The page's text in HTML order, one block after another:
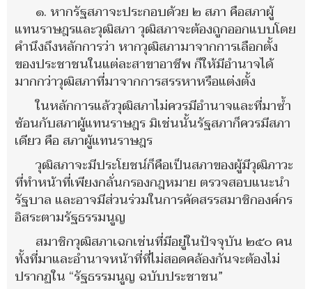
๑. หากรัฐสภาจะประกอบด้วย ๒ สภา คือสภาผู้
แทนราษฎรและวุฒิสภา วุฒิสภาจะต้องถูกออกแบบโดย
คำนึงถึงหลักการว่า หากวุฒิสภามาจากการเลือกตั้ง
ของประชาชนในแต่ละสาขาอาชีพ ก็ให้มีอำนาจได้
มากกว่าวุฒิสภาที่มาจากการสรรหาหรือแต่งตั้ง
ในหลักการแล้ววุฒิสภาไม่ควรมีอำนาจและที่มาซ้ำ
ซ้อนกับสภาผู้แทนราษฎร มิเช่นนั้นรัฐสภาก็ควรมีสภา
เดียว คือ สภาผู้แทนราษฎร
วุฒิสภาจะมีประโยชน์ก็คือเป็นสภาของผู้มีวุฒิภาวะ
ที่ทำหน้าที่เพียงกลั่นกรองกฎหมาย ตรวจสอบแนะนำ
รัฐบาล และอาจมีส่วนร่วมในการคัดสรรสมาชิกองค์กร
อิสระตามรัฐธรรมนูญ
สมาชิกวุฒิสภาเฉกเช่นที่มีอยู่ในปัจจุบัน ๒๕๐ คน
ทั้งที่มาและอำนาจหน้าที่ที่ไม่สอดคล้องกันจะต้องไม่
ปรากฏใน “รัฐธรรมนูญ ฉบับประชาชน”